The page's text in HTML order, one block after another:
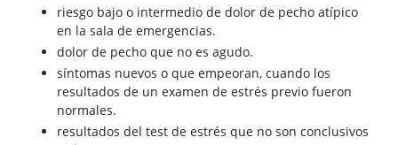
riesgo bajo o intermedio de dolor de pecho atípico
en la sala de emergencias.
dolor de pecho que no es agudo.
síntomas nuevos o que empeoran, cuando los
resultados de un examen de estrés previo fueron
normales.
resultados del test de estrés que no son conclusivos